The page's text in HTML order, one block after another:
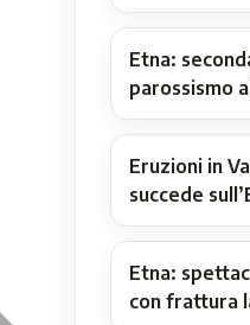
Etna:
parossismo
Eruzioni in
succede
Etna:
con frattura